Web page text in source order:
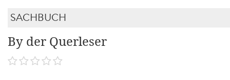
SACHBUCH
By der Querleser